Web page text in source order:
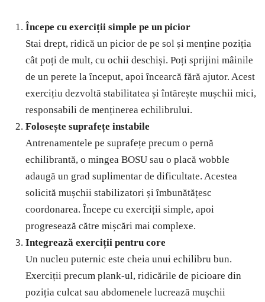
Începe cu exerciții simple pe un picior
Stai drept, ridică un picior de pe sol și menține poziția
cât poți de mult, cu ochii deschiși. Poți sprijini mâinile
de un perete la început, apoi încearcă fără ajutor. Acest
exercițiu dezvoltă stabilitatea și întărește mușchii mici,
responsabili de menținerea echilibrului.
Folosește suprafețe instabile
Antrenamentele pe suprafețe precum o pernă
echilibrantă, o mingea BOSU sau o placă wobble
adaugă un grad suplimentar de dificultate. Acestea
solicită mușchii stabilizatori și îmbunătățesc
coordonarea. Începe cu exerciții simple, apoi
progresează către mișcări mai complexe.
Integrează exerciții pentru core
Un nucleu puternic este cheia unui echilibru bun.
Exerciții precum plank-ul, ridicările de picioare din
poziția culcat sau abdomenele lucrează mușchii